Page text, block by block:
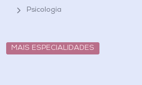
Psicologia
MAIS ESPECIALIDADES